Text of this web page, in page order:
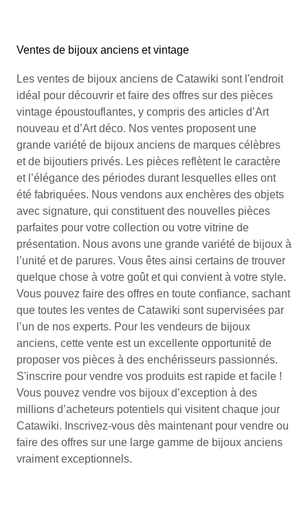
Ventes de bijoux anciens et vintage
Les ventes de bijoux anciens de Catawiki sont l'endroit
idéal pour découvrir et faire des offres sur des pièces
vintage époustouflantes, y compris des articles d’Art
nouveau et d’Art déco. Nos ventes proposent une
grande variété de bijoux anciens de marques célèbres
et de bijoutiers privés. Les pièces reflètent le caractère
et l’élégance des périodes durant lesquelles elles ont
été fabriquées. Nous vendons aux enchères des objets
avec signature, qui constituent des nouvelles pièces
parfaites pour votre collection ou votre vitrine de
présentation. Nous avons une grande variété de bijoux à
l’unité et de parures. Vous êtes ainsi certains de trouver
quelque chose à votre goût et qui convient à votre style.
Vous pouvez faire des offres en toute confiance, sachant
que toutes les ventes de Catawiki sont supervisées par
l’un de nos experts. Pour les vendeurs de bijoux
anciens, cette vente est un excellente opportunité de
proposer vos pièces à des enchérisseurs passionnés.
S'inscrire pour vendre vos produits est rapide et facile !
Vous pouvez vendre vos bijoux d’exception à des
millions d’acheteurs potentiels qui visitent chaque jour
Catawiki. Inscrivez-vous dès maintenant pour vendre ou
faire des offres sur une large gamme de bijoux anciens
vraiment exceptionnels.